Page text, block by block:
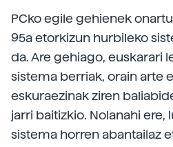
PCko egile gehienek
95a etorkizun hurbileko
da. Are gehiago, euskarari
sistema berriak, orain arte
eskuraezinak ziren
jarri baitizkio. Nolanahi ere,
sistema horren abantailaz